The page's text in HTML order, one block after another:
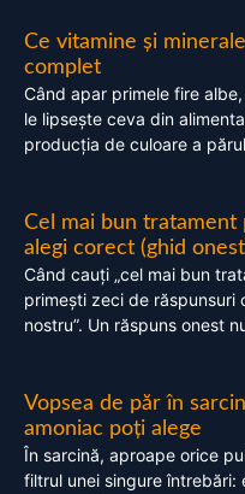
Ce vitamine și
complet
Când apar primele fire
le lipsește ceva din
producția de culoare a
Cel mai bun
alegi corect (ghid
Când cauți „cel mai bun
primești zeci de răspunsuri
nostru”. Un răspuns onest
Vopsea de păr în
amoniac poți alege
În sarcină, aproape orice
filtrul unei singure întrebări: